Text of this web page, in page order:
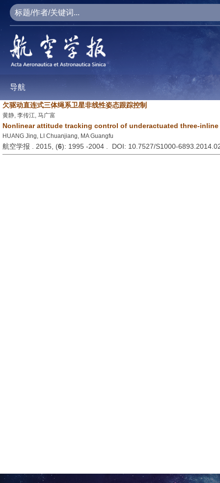
导航
欠驱动直连式三体绳系卫星非线性姿态跟踪控制
黄静, 李传江, 马广富
Nonlinear attitude tracking control of underactuated three-
HUANG Jing, LI Chuanjiang, MA Guangfu
航空学报 . 2015, (6): 1995 -2004 . DOI: 10.7527/S1000-